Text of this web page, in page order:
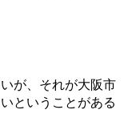
が、それが大阪市
ということがある